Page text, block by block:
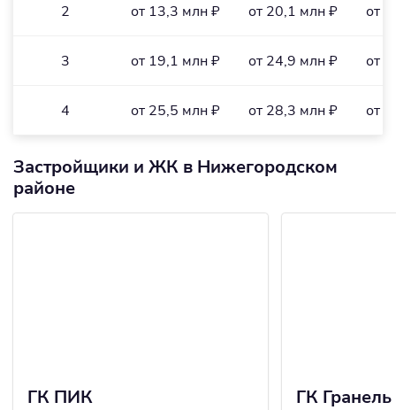
2 от 13,3 млн ₽ от 20,1 млн ₽ от
3 от 19,1 млн ₽ от 24,9 млн ₽ от
4 от 25,5 млн ₽ от 28,3 млн ₽ от
Застройщики и ЖК в Нижегородском
районе
ГК ПИК ГК Гранель